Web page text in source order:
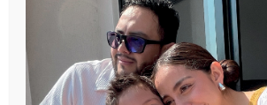
Persistirán bancos de neblina en
Protección Civil Municipal
porMEXICO COMUNICA